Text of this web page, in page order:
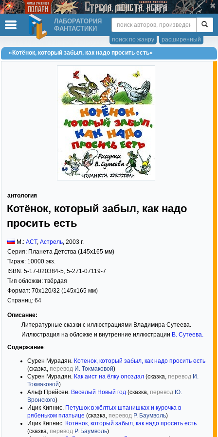
ЛАБОРАТОРИЯ
ФАНТАСТИКИ
расширенный
поиск по жанру
«Котёнок, который забыл, как надо просить есть»
антология
Котёнок, который забыл, как надо
просить есть
М.: АСТ, Астрель, 2003 г.
Серия: Планета Детства (145x165 мм)
Тираж: 10000 экз.
ISBN: 5-17-020384-5, 5-271-07119-7
Тип обложки: твёрдая
Формат: 70x120/32 (145x165 мм)
Страниц: 64
Описание:
Литературные сказки с иллюстрациями Владимира Сутеева.
Иллюстрация на обложке и внутренние иллюстрации В. Сутеева.
Содержание:
Сурен Мурадян. Котенок, который забыл, как надо просить есть
(сказка, перевод И. Токмаковой)
Сурен Мурадян. Как аист на ёлку опоздал (сказка, перевод И.
Токмаковой)
Альф Прейсен. Веселый Новый год (сказка, перевод Ю.
Вронского)
Ицик Кипнис. Петушок в жёлтых штанишках и курочка в
рябеньком платьице (сказка, перевод Р. Баумволь)
Ицик Кипнис. Котёнок, который забыл, как надо просить есть
(сказка, перевод Р. Баумволь)